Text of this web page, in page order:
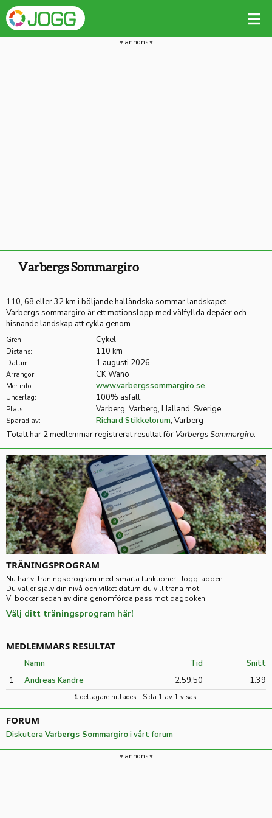
annons
Varbergs Sommargiro
110, 68 eller 32 km i böljande halländska sommar landskapet.
Varbergs sommargiro är ett motionslopp med välfyllda depåer och
hisnande landskap att cykla genom
Gren: Cykel
Distans: 110 km
Datum: 1 augusti 2026
Arrangör: CK Wano
Mer info: www.varbergssommargiro.se
Underlag: 100% asfalt
Plats: Varberg, Varberg, Halland, Sverige
Sparad av: Richard Stikkelorum, Varberg
Totalt har 2 medlemmar registrerat resultat för Varbergs Sommargiro.
TRÄNINGSPROGRAM
Nu har vi träningsprogram med smarta funktioner i Jogg-appen.
Du väljer själv din nivå och vilket datum du vill träna mot.
Vi bockar sedan av dina genomförda pass mot dagboken.
Välj ditt träningsprogram här!
MEDLEMMARS RESULTAT
Namn Tid Snitt
1 deltagare hittades - Sida 1 av 1 visas.
1 Andreas Kandre 2:59:50 1:39
FORUM
Diskutera Varbergs Sommargiroi vårt forum
annons